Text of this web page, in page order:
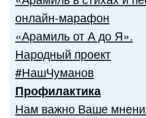
онлайн-марафон
«Арамиль от А до Я».
Народный проект
#НашЧуманов
Профилактика
Нам важно Ваше